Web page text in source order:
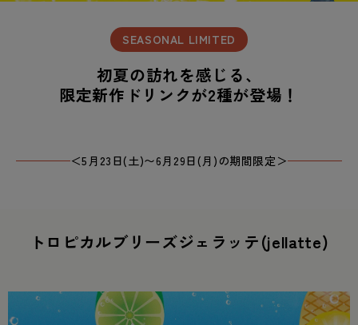
SEASONAL LIMITED
初夏の訪れを感じる、
限定新作ドリンクが2種が登場！
＜5月23日(土)〜6月29日(月)の期間限定＞
トロピカルブリーズジェラッテ(jellatte)